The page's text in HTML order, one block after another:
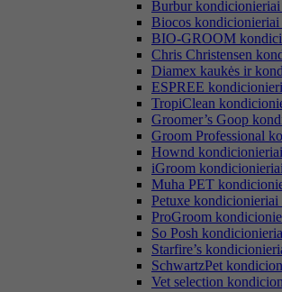
Burbur kondicionieriai
Biocos kondicionieriai
BIO-GROOM
Chris Christensen
Diamex kaukės ir
ESPREE
TropiClean
Groomer’s Goop
Groom Professional
Hownd
iGroom
Muha PET
Petuxe kondicionieriai
ProGroom
So Posh
Starfire’s
SchwartzPet
Vet selection